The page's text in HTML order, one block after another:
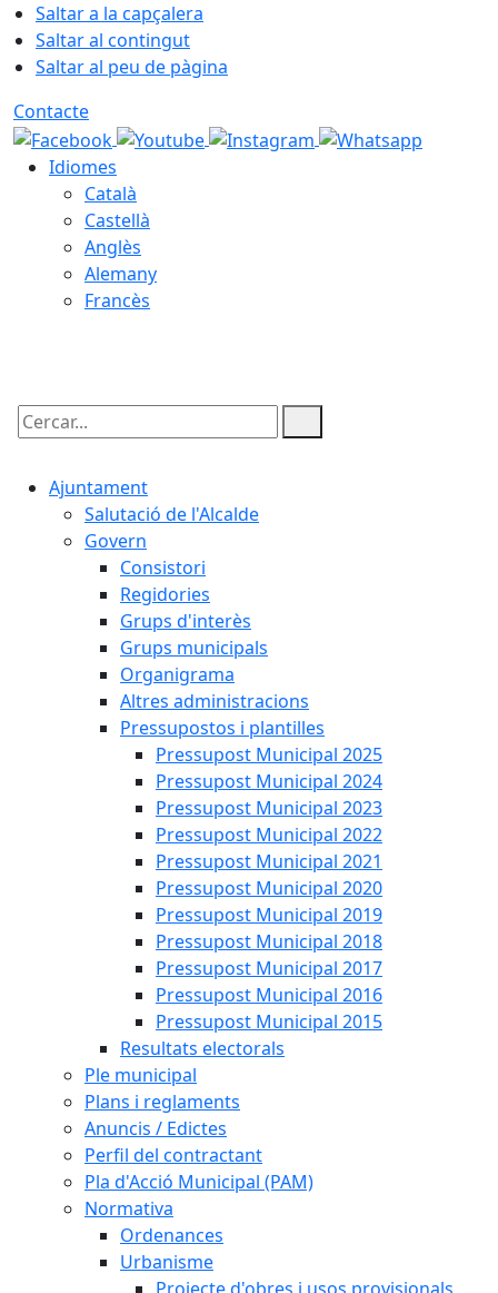
Saltar a la capçalera
Saltar al contingut
Saltar al peu de pàgina
Contacte
Idiomes
Català
Castellà
Anglès
Alemany
Francès
Cercar:
Ajuntament
Salutació de l'Alcalde
Govern
Consistori
Regidories
Grups d'interès
Grups municipals
Organigrama
Altres administracions
Pressupostos i plantilles
Pressupost Municipal 2025
Pressupost Municipal 2024
Pressupost Municipal 2023
Pressupost Municipal 2022
Pressupost Municipal 2021
Pressupost Municipal 2020
Pressupost Municipal 2019
Pressupost Municipal 2018
Pressupost Municipal 2017
Pressupost Municipal 2016
Pressupost Municipal 2015
Resultats electorals
Ple municipal
Plans i reglaments
Anuncis / Edictes
Perfil del contractant
Pla d'Acció Municipal (PAM)
Normativa
Ordenances
Urbanisme